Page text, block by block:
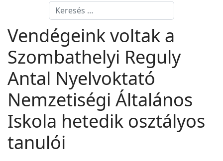
Keresés
Vendégeink voltak a
Szombathelyi Reguly
Antal Nyelvoktató
Nemzetiségi Általános
Iskola hetedik osztályos
tanulói